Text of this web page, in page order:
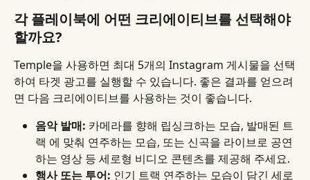
각 플레이북에 어떤 크리에이티브를 선택해야
할까요?
Temple을 사용하면 최대 5개의 Instagram 게시물을 선택
하여 타겟 광고를 실행할 수 있습니다. 좋은 결과를 얻으려
면 다음 크리에이티브를 사용하는 것이 좋습니다.
음악 발매: 카메라를 향해 립싱크하는 모습, 발매된 트
랙 에 맞춰 연주하는 모습, 또는 신곡을 라이브로 공연
하는 영상 등 세로형 비디오 콘텐츠를 제공해 주세요.
행사 또는 투어: 인기 트랙 연주하는 모습이 담긴 세로